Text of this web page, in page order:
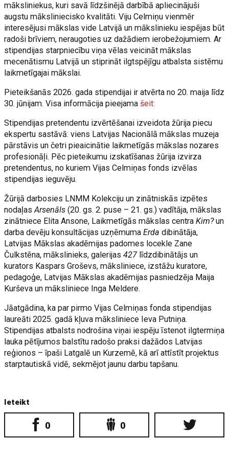
māksliniekus, kuri savā līdzšinējā darbībā apliecinājuši
augstu māksliniecisko kvalitāti. Viju Celmiņu vienmēr
interesējusi mākslas vide Latvijā un mākslinieku iespējas būt
radoši brīviem, neraugoties uz dažādiem ierobežojumiem. Ar
stipendijas starpniecību viņa vēlas veicināt mākslas
mecenātismu Latvijā un stiprināt ilgtspējīgu atbalsta sistēmu
laikmetīgajai mākslai.
Pieteikšanās 2026. gada stipendijai ir atvērta no 20. maija līdz
30. jūnijam. Visa informācija pieejamašeit:
Stipendijas pretendentu izvērtēšanai izveidota žūrija piecu
ekspertu sastāvā: viens Latvijas Nacionālā mākslas muzeja
pārstāvis un četri pieaicinātie laikmetīgās mākslas nozares
profesionāļi. Pēc pieteikumu izskatīšanas žūrija izvirza
pretendentus, no kuriem Vijas Celmiņas fonds izvēlas
stipendijas ieguvēju.
Žūrijā darbosies LNMM Kolekciju un zinātniskās izpētes
nodaļasArsenāls (20. gs. 2. puse – 21. gs.) vadītāja, mākslas
zinātniece Elita Ansone, Laikmetīgās mākslas centraKim?un
darba devēju konsultācijas uzņēmumaErda dibinātāja,
Latvijas Mākslas akadēmijas padomes locekle Zane
Čulkstēna, mākslinieks, galerijas427līdzdibinātājs un
kurators Kaspars Groševs, māksliniece, izstāžu kuratore,
pedagoģe, Latvijas Mākslas akadēmijas pasniedzēja Maija
Kurševa un māksliniece Inga Meldere.
Jāatgādina, ka par pirmo Vijas Celmiņas fonda stipendijas
laureāti 2025. gadā kļuva māksliniece Ieva Putniņa.
Stipendijas atbalsts nodrošina viņai iespēju īstenot ilgtermiņa
lauka pētījumos balstītu radošo praksi dažādos Latvijas
reģionos – īpaši Latgalē un Kurzemē, kā arī attīstīt projektus
starptautiskā vidē, sekmējot jaunu darbu tapšanu.
Ieteikt
0 0